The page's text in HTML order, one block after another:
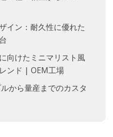
イン：耐久性に優れた
向けたミニマリスト風
ンド | OEM工場
から量産までのカスタ